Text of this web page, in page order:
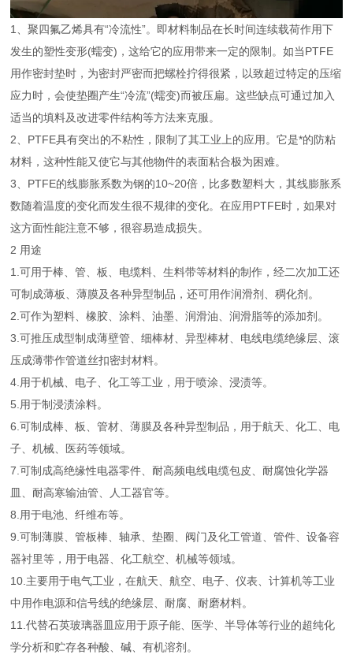
1、聚四氟乙烯具有“冷流性”。即材料制品在长时间连续载荷作用下
发生的塑性变形(蠕变)，这给它的应用带来一定的限制。如当PTFE
用作密封垫时，为密封严密而把螺栓拧得很紧，以致超过特定的压缩
应力时，会使垫圈产生“冷流”(蠕变)而被压扁。这些缺点可通过加入
适当的填料及改进零件结构等方法来克服。
2、PTFE具有突出的不粘性，限制了其工业上的应用。它是*的防粘
材料，这种性能又使它与其他物件的表面粘合极为困难。
3、PTFE的线膨胀系数为钢的10~20倍，比多数塑料大，其线膨胀系
数随着温度的变化而发生很不规律的变化。在应用PTFE时，如果对
这方面性能注意不够，很容易造成损失。
2 用途
1.可用于棒、管、板、电缆料、生料带等材料的制作，经二次加工还
可制成薄板、薄膜及各种异型制品，还可用作润滑剂、稠化剂。
2.可作为塑料、橡胶、涂料、油墨、润滑油、润滑脂等的添加剂。
3.可推压成型制成薄壁管、细棒材、异型棒材、电线电缆绝缘层、滚
压成薄带作管道丝扣密封材料。
4.用于机械、电子、化工等工业，用于喷涂、浸渍等。
5.用于制浸渍涂料。
6.可制成棒、板、管材、薄膜及各种异型制品，用于航天、化工、电
子、机械、医药等领域。
7.可制成高绝缘性电器零件、耐高频电线电缆包皮、耐腐蚀化学器
皿、耐高寒输油管、人工器官等。
8.用于电池、纤维布等。
9.可制薄膜、管板棒、轴承、垫圈、阀门及化工管道、管件、设备容
器衬里等，用于电器、化工航空、机械等领域。
10.主要用于电气工业，在航天、航空、电子、仪表、计算机等工业
中用作电源和信号线的绝缘层、耐腐、耐磨材料。
11.代替石英玻璃器皿应用于原子能、医学、半导体等行业的超纯化
学分析和贮存各种酸、碱、有机溶剂。